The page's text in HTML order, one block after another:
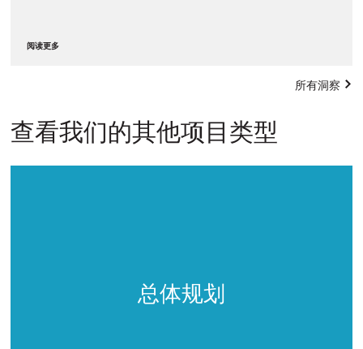
阅读更多
所有洞察
查看我们的其他项目类型
总体规划